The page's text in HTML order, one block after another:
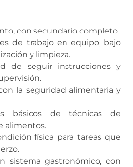
con secundario completo.
de trabajo en equipo, bajo
y limpieza.
de seguir instrucciones y
la seguridad alimentaria y
básicos de técnicas de
alimentos.
física para tareas que
sistema gastronómico, con